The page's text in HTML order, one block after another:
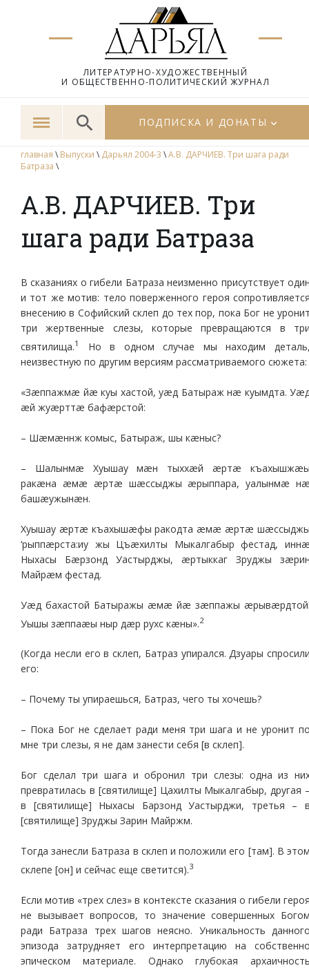
ЛИТЕРАТУРНО-ХУДОЖЕСТВЕННЫЙ
И ОБЩЕСТВЕННО-ПОЛИТИЧЕСКИЙ ЖУРНАЛ
ПОДПИСКА И ДОНАТЫ
главная \ Выпуски \ Дарьял 2004-3 \А.В. ДАРЧИЕВ. Три шага ради
Батраза \
А.В. ДАРЧИЕВ. Три
шага ради Батраза
В сказаниях о гибели Батраза неизменно присутствует
и тот же мотив: тело поверженного героя
внесению в Софийский склеп до тех пор, пока Бог не
три жертвенные слезы, которые превращаются в
святилища.1
Но в одном случае мы находим
неизвестную по другим версиям рассматриваемого сюжета:
«Зæппажмæ йæ куы хастой, уæд Батыраж нæ куымдта.
æй жуæрттæ бафæрстой:
– Шæмæннж комыс, Батыраж, шы кæныс?
– Шалынмæ Хуышау мæн тыххæй æртæ
ракæна æмæ æртæ шæссыджы æрыппара, уалынмæ
башæужынæн.
Хуышау æртæ къахышæфы ракодта æмæ æртæ
‘рыппæрста:иу жы Цъæхилты Мыкалгабыр фестад,
Ныхасы Бæрзонд Уастырджы, æртыккаг Зруджы
Майрæм фестад.
Уæд бахастой Батыражы æмæ йæ зæппажы
Уышы зæппаæы ныр дæр рухс кæны».2
(Когда несли его в склеп, Батраз упирался. Дзуары
его:
– Почему ты упираешься, Батраз, чего ты хочешь?
– Пока Бог не сделает ради меня три шага и не уронит
мне три слезы, я не дам занести себя [в склеп].
Бог сделал три шага и обронил три слезы: одна из
превратилась в [святилище] Цахилты Мыкалгабыр, другая
в [святилище] Ныхасы Барзонд Уастырджи, третья –
[святилище] Зруджы Зарин Майржм.
Тогда занесли Батраза в склеп и положили его [там]. В
склепе [он] и сейчас еще светится).3
Если мотив «трех слез» в контексте сказания о гибели
не вызывает вопросов, то значение совершенных
ради Батраза трех шагов неясно. Уникальность
эпизода затрудняет его интерпретацию на
эпическом материале. Однако глубокая